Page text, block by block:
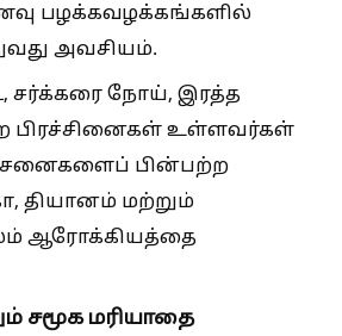
பழக்கவழக்கங்களில்
அவசியம்.
சர்க்கரை நோய், இரத்த
பிரச்சினைகள் உள்ளவர்கள்
பின்பற்ற
தியானம் மற்றும்
ஆரோக்கியத்தை
சமூக மரியாதை